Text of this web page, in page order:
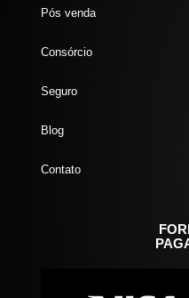
Pós venda
Consórcio
Seguro
Blog
Contato